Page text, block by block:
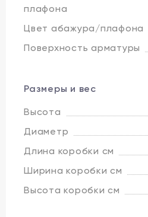
плафона
Цвет абажура/плафона
Поверхность арматуры
Размеры и вес
Высота
Диаметр
Длина коробки см
Ширина коробки см
Высота коробки см